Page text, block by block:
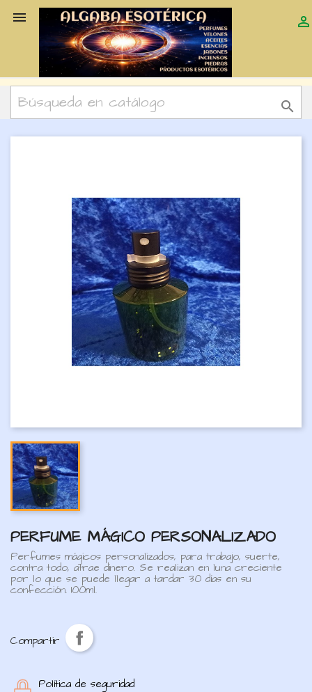
 

PERFUME MÁGICO PERSONALIZADO
Perfumes mágicos personalizados, para trabajo, suerte,
contra todo, atrae dinero. Se realizan en luna creciente
por lo que se puede llegar a tardar 30 días en su
confección. 100ml.
Compartir
Política de seguridad